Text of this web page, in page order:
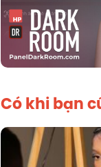
Có khi bạn